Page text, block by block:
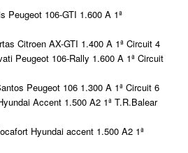
Peugeot 106-GTI 1.600 A 1ª
Citroen AX-GTI 1.400 A 1ª Circuit 4
Peugeot 106-Rally 1.600 A 1ª Circuit
Peugeot 106 1.300 A 1ª Circuit 6
Accent 1.500 A2 1ª T.R.Balear
Hyundai accent 1.500 A2 1ª